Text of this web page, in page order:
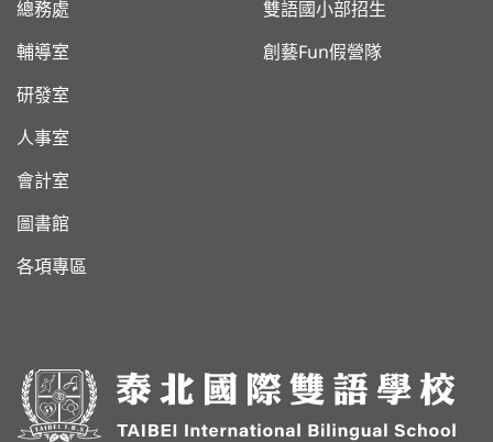
總務處
輔導室
研發室
人事室
會計室
圖書館
各項專區
雙語國小部招生
創藝Fun假營隊